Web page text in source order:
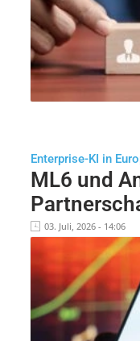
Enterprise-KI in
ML6 und
03. Juli, 2026 - 14:06